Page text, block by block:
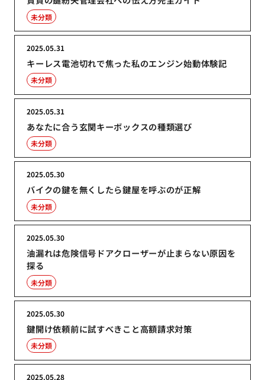
未分類
キーレス電池切れで焦った私のエンジン始動体験記
2025.05.31
未分類
あなたに合う玄関キーボックスの種類選び
2025.05.31
未分類
バイクの鍵を無くしたら鍵屋を呼ぶのが正解
2025.05.30
未分類
油漏れは危険信号ドアクローザーが止まらない原因を
探る
2025.05.30
未分類
鍵開け依頼前に試すべきこと高額請求対策
2025.05.30
未分類
2025.05.28